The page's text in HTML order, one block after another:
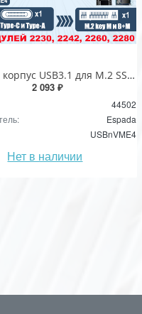
Внешний корпуc USB3.1 для M.2 SSD, M key и B+M key NVME/SATA до 10 Гбит/c чип JMS583, модель USBnVME4 Espada
2 093 ₽
44502
Espada
USBnVME4
Нет в наличии